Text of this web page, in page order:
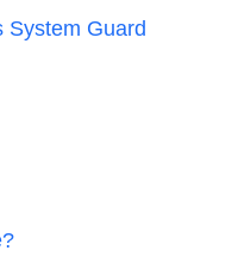
System Guard